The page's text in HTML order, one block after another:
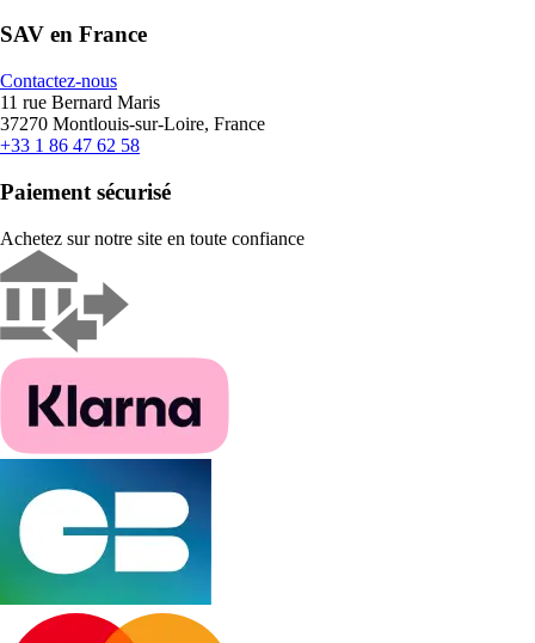
SAV en France
Contactez-nous
11 rue Bernard Maris
37270 Montlouis-sur-Loire, France
+33 1 86 47 62 58
Paiement sécurisé
Achetez sur notre site en toute confiance